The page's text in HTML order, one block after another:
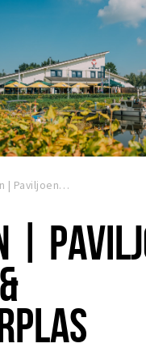
Jachthaven | Paviljoen De Turfvaart & Westpolderplas
|